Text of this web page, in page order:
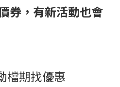
券，有新活動也會
檔期找優惠